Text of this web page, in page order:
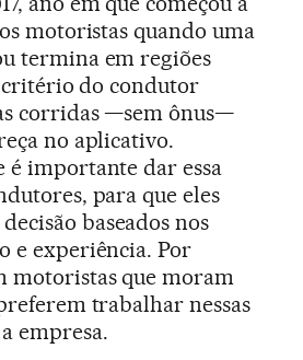
motoristas quando uma
termina em regiões
critério do condutor
corridas —sem ônus—
no aplicativo.
é importante dar essa
para que eles
baseados nos
e experiência. Por
motoristas que moram
trabalhar nessas
empresa.